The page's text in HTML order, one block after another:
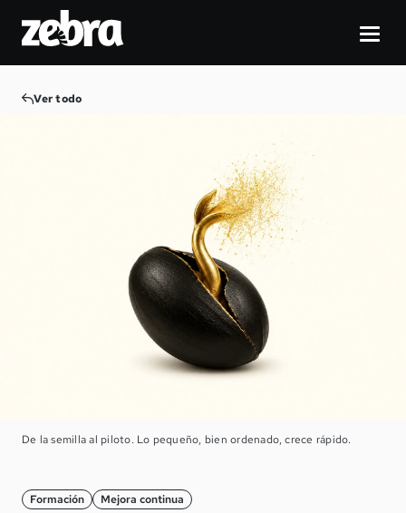
Ver todo
De la semilla al piloto. Lo pequeño, bien ordenado, crece rápido.
Formación Mejora continua